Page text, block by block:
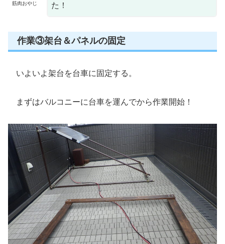
筋肉おやじ
た！
作業③架台＆パネルの固定
いよいよ架台を台車に固定する。
まずはバルコニーに台車を運んでから作業開始！